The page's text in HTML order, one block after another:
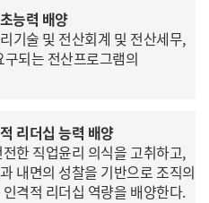
능력 배양
기술 및 전산회계 및 전산세무,
되는 전산프로그램의
리더십 능력 배양
전한 직업윤리 의식을 고취하고,
내면의 성찰을 기반으로 조직의
격적 리더십 역량을 배양한다.